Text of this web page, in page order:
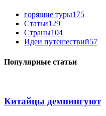
горящие туры175
Статьи129
Страны104
Идеи путешествий57
Популярные статьи
Китайцы демпингуют